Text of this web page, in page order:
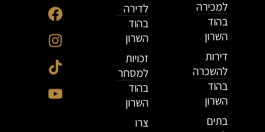
למכירה
בהוד
השרון
דירות
להשכרה
בהוד
השרון
בתים
לדירה
בהוד
השרון
זכויות
למסחר
בהוד
השרון
צרו